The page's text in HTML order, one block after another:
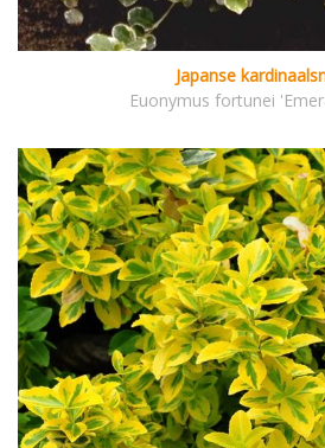
Japanse
Euonymus fortunei